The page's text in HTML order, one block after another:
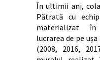
În ultimii ani,
Pătrată cu
materializat în
lucrarea de pe
(2008, 2016,